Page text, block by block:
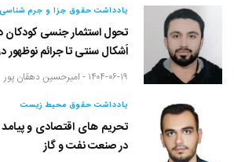
یادداشت حقوق جزا و جرم شناسی
تحول استثمار جنسی کودکان در
اَشکال سنتی تا جرائم
۱۴۰۴-۰۶-۱۹ - امیرحسین دهقان پور
یادداشت حقوق محیط زیست
تحریم های اقتصادی و
در صنعت نفت و گاز